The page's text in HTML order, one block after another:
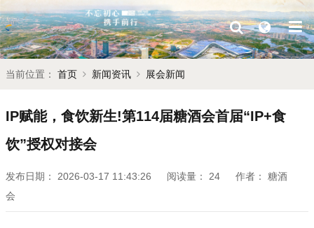
当前位置： 首页 新闻资讯 展会新闻
IP赋能，食饮新生!第114届糖酒会首届“IP+食
饮”授权对接会
发布日期： 2026-03-17 11:43:26 阅读量： 24 作者：
糖酒
会